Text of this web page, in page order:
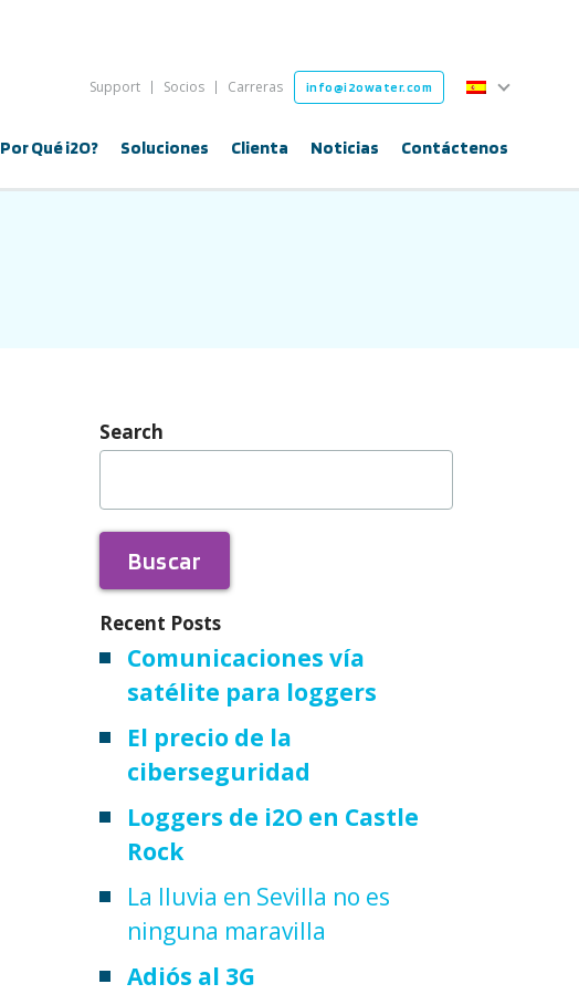
Por Qué i2O? Soluciones Clienta Noticias Contáctenos
Support Socios Carreras info@i2owater.com Español
Search
Buscar:
Recent Posts
Comunicaciones vía
satélite para loggers
El precio de la
ciberseguridad
Loggers de i2O en Castle
Rock
La lluvia en Sevilla no es
ninguna maravilla
Adiós al 3G